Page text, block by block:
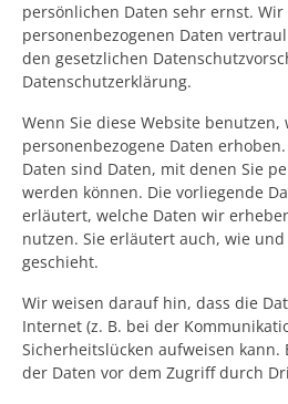
persönlichen Daten sehr ernst.
personenbezogenen Daten
den gesetzlichen
Datenschutzerklärung.
Wenn Sie diese Website
personenbezogene Daten
Daten sind Daten, mit denen Sie
werden können. Die vorliegende
erläutert, welche Daten wir
nutzen. Sie erläutert auch, wie und
geschieht.
Wir weisen darauf hin, dass die
Internet (z. B. bei der
Sicherheitslücken aufweisen kann.
der Daten vor dem Zugriff durch